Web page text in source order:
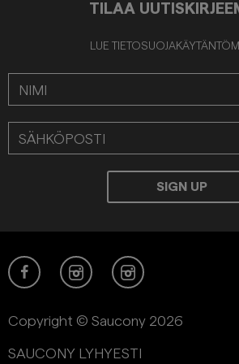
TILAA
LUE
Copyright © Saucony 2026
SAUCONY LYHYESTI